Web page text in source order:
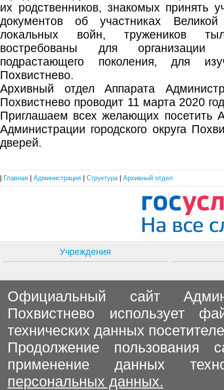
их родственников, знакомых принять
документов об участниках
локальных войн, тружеников
востребованы для организации
подрастающего поколения, для
Похвистнево.
Архивный отдел Аппарата
Похвистнево проводит 11 марта 2020
Приглашаем всех желающих посетить
Администрации городского округа
дверей.
Главная Администрация Структура Архивный отдел
Учреждения
Официальный сайт
Похвистнево использует
технических данных
Продолжение пользования
применение данных
персональных данных.